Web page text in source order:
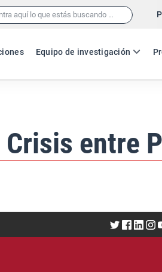
Equipo de investigación
Crisis entre